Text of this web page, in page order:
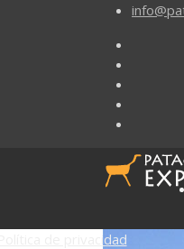
de privacidad